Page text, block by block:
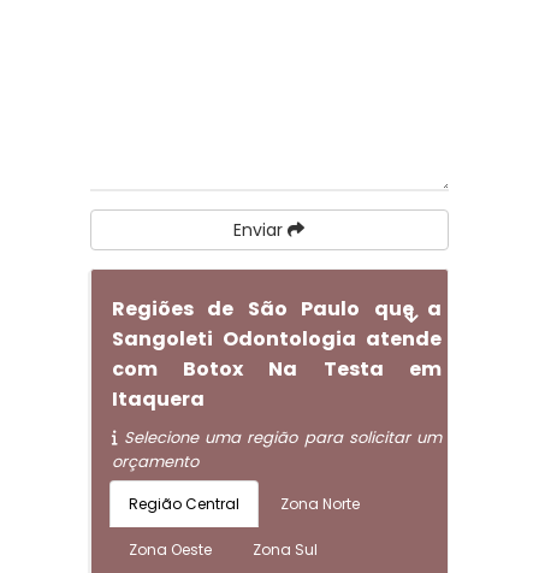
Enviar
Regiões de São Paulo que a
Sangoleti Odontologia atende
com Botox Na Testa em
Itaquera
Selecione uma região para solicitar um
orçamento
Região Central Zona Norte
Zona Oeste Zona Sul